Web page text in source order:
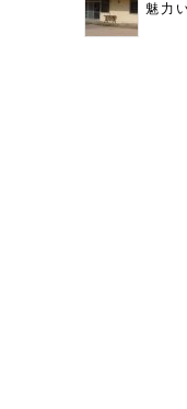
魅力